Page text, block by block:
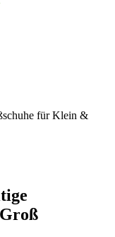
für Klein &